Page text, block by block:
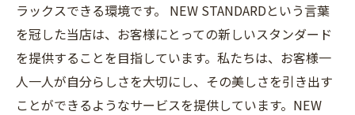
ラックスできる環境です。 NEW STANDARDという言葉
を冠した当店は、お客様にとっての新しいスタンダード
を提供することを目指しています。私たちは、お客様一
人一人が自分らしさを大切にし、その美しさを引き出す
ことができるようなサービスを提供しています。NEW